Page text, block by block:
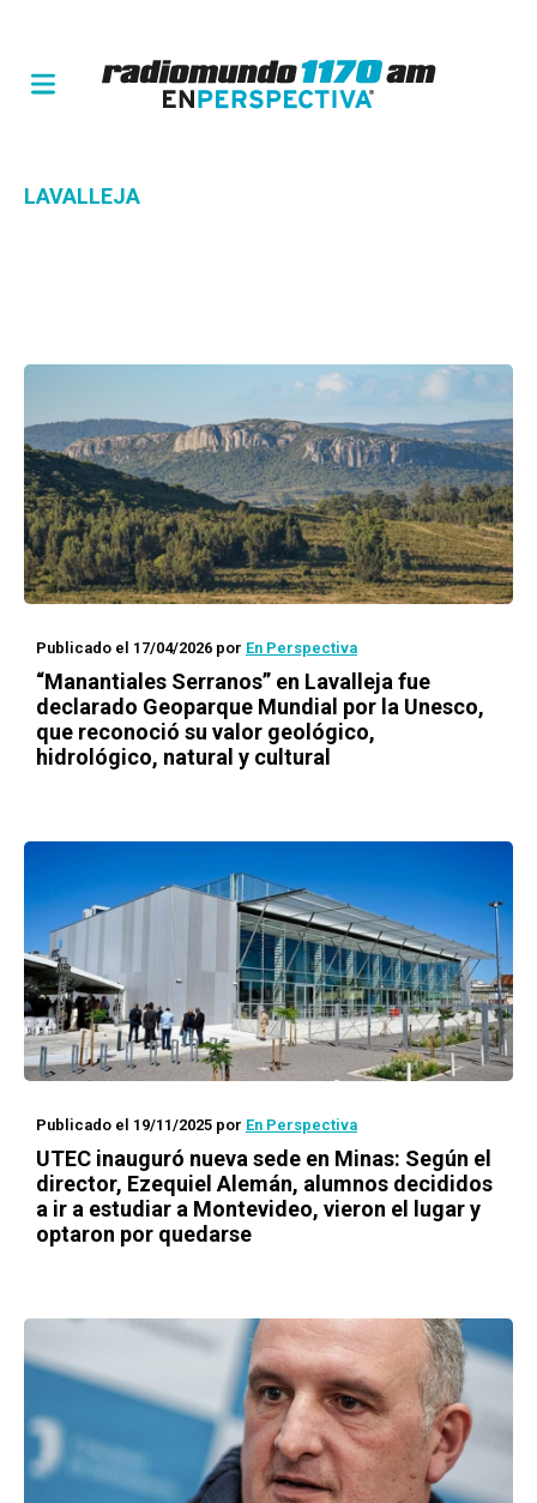
LAVALLEJA
Publicado el 17/04/2026 por En Perspectiva
“Manantiales Serranos” en Lavalleja fue
declarado Geoparque Mundial por la Unesco,
que reconoció su valor geológico,
hidrológico, natural y cultural
Publicado el 19/11/2025 por En Perspectiva
UTEC inauguró nueva sede en Minas: Según el
director, Ezequiel Alemán, alumnos decididos
a ir a estudiar a Montevideo, vieron el lugar y
optaron por quedarse